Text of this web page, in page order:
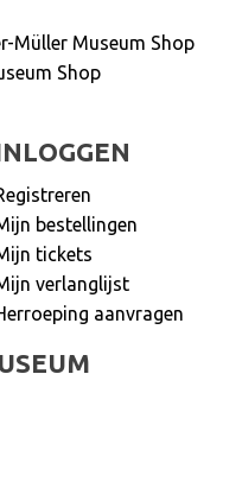
Müller Museum Shop
Shop
bestellingen
tickets
verlanglijst
aanvragen